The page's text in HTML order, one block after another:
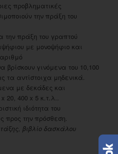
προβληματικές
την πράξη του
την πράξη του γραπτού
με μονοψήφιο και
βρίσκουν γινόμενα του 10,100
τα αντίστοιχα μηδενικά.
με δεκάδες και
20, 400 x 5 κ.τ.λ..
ιδιότητα του
την πρόσθεση.
βιβλίο δασκάλου